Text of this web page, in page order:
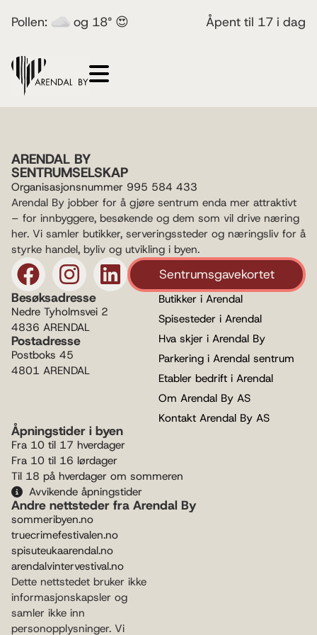
Pollen: og 18° 😍 Åpent til 17 i dag
ARENDAL BY
SENTRUMSELSKAP
Organisasjonsnummer 995 584 433
Arendal By jobber for å gjøre sentrum enda mer attraktivt
– for innbyggere, besøkende og dem som vil drive næring
her. Vi samler butikker, serveringssteder og næringsliv for å
styrke handel, byliv og utvikling i byen.
Sentrumsgavekortet
Besøksadresse
Nedre Tyholmsvei 2
4836 ARENDAL
Postadresse
Postboks 45
4801 ARENDAL
Butikker i Arendal
Spisesteder i Arendal
Hva skjer i Arendal By
Parkering i Arendal sentrum
Etabler bedrift i Arendal
Om Arendal By AS
Kontakt Arendal By AS
Åpningstider i byen
Fra 10 til 17 hverdager
Fra 10 til 16 lørdager
Til 18 på hverdager om sommeren
Avvikende åpningstider
Andre nettsteder fra Arendal By
sommeribyen.no
truecrimefestivalen.no
spisuteukaarendal.no
arendalvintervestival.no
Dette nettstedet bruker ikke
informasjonskapsler og
samler ikke inn
personopplysninger. Vi